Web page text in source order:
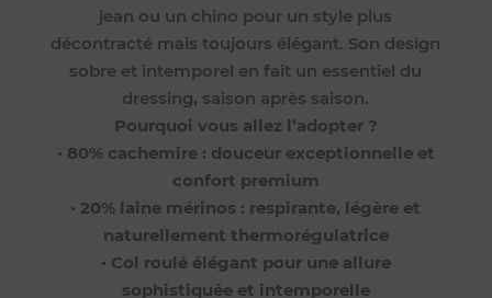
jean ou un chino pour un style plus
décontracté mais toujours élégant. Son design
sobre et intemporel en fait un essentiel du
dressing, saison après saison.
Pourquoi vous allez l’adopter ?
• 80% cachemire : douceur exceptionnelle et
confort premium
• 20% laine mérinos : respirante, légère et
naturellement thermorégulatrice
• Col roulé élégant pour une allure
sophistiquée et intemporelle